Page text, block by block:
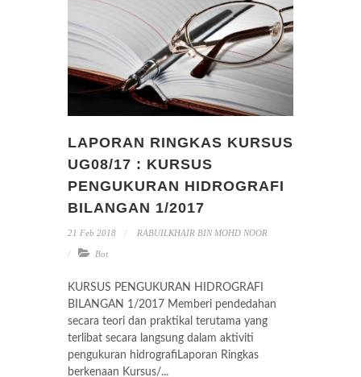
LAPORAN RINGKAS KURSUS
UG08/17 : KURSUS
PENGUKURAN HIDROGRAFI
BILANGAN 1/2017
21 Feb 2018 RABUILKHAIR BIN MOHD NOOR
Bot
KURSUS PENGUKURAN HIDROGRAFI
BILANGAN 1/2017 Memberi pendedahan
secara teori dan praktikal terutama yang
terlibat secara langsung dalam aktiviti
pengukuran hidrografiLaporan Ringkas
berkenaan Kursus/...